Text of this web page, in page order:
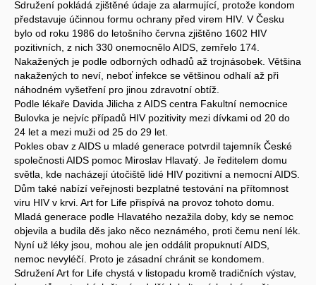
Sdružení pokládá zjištěné údaje za alarmující, protože kondom
představuje účinnou formu ochrany před virem HIV. V Česku
bylo od roku 1986 do letošního června zjištěno 1602 HIV
pozitivních, z nich 330 onemocnělo AIDS, zemřelo 174.
Nakažených je podle odborných odhadů až trojnásobek. Většina
nakažených to neví, neboť infekce se většinou odhalí až při
náhodném vyšetření pro jinou zdravotní obtíž.
Podle lékaře Davida Jilicha z AIDS centra Fakultní nemocnice
Bulovka je nejvíc případů HIV pozitivity mezi dívkami od 20 do
24 let a mezi muži od 25 do 29 let.
Pokles obav z AIDS u mladé generace potvrdil tajemník České
společnosti AIDS pomoc Miroslav Hlavatý. Je ředitelem domu
světla, kde nacházejí útočiště lidé HIV pozitivní a nemocní AIDS.
Dům také nabízí veřejnosti bezplatné testování na přítomnost
viru HIV v krvi. Art for Life přispívá na provoz tohoto domu.
Mladá generace podle Hlavatého nezažila doby, kdy se nemoc
objevila a budila děs jako něco neznámého, proti čemu není lék.
Nyní už léky jsou, mohou ale jen oddálit propuknutí AIDS,
nemoc nevyléčí. Proto je zásadní chránit se kondomem.
Sdružení Art for Life chystá v listopadu kromě tradičních výstav,